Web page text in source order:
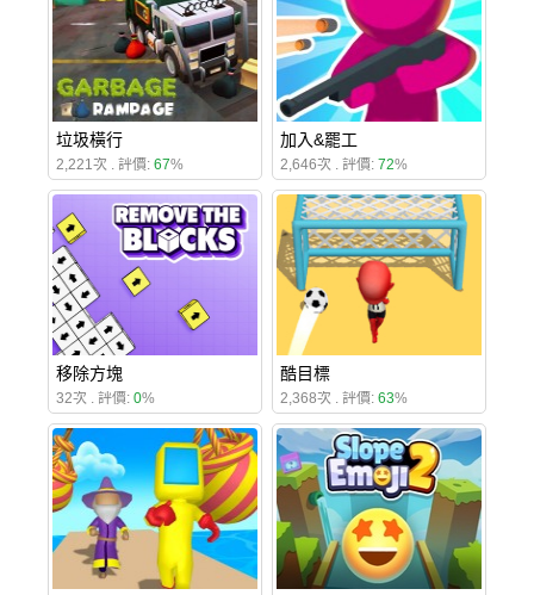
垃圾橫行
2,221次 . 評價: 67%
加入&罷工
2,646次 . 評價: 72%
移除方塊
32次 . 評價: 0%
酷目標
2,368次 . 評價: 63%